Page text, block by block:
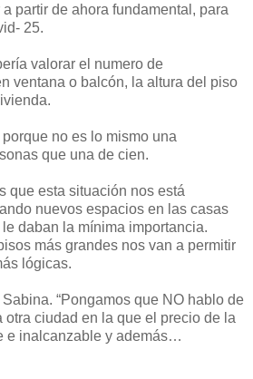
partir de ahora fundamental, para
25.
valorar el numero de
ventana o balcón, la altura del piso
no es lo mismo una
que una de cien.
que esta situación nos está
nuevos espacios en las casas
daban la mínima importancia.
más grandes nos van a permitir
lógicas.
“Pongamos que NO hablo de
otra ciudad en la que el precio de la
e inalcanzable y además…